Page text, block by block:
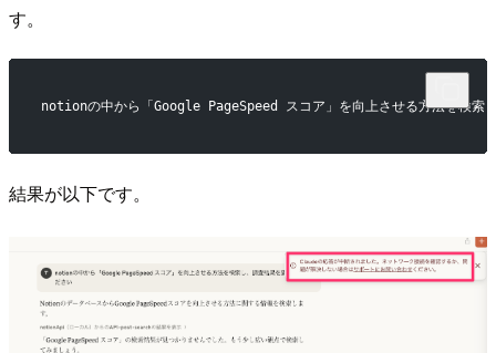
す。
notionの中から「Google PageSpeed スコア」を向上させる方法を検索
結果が以下です。